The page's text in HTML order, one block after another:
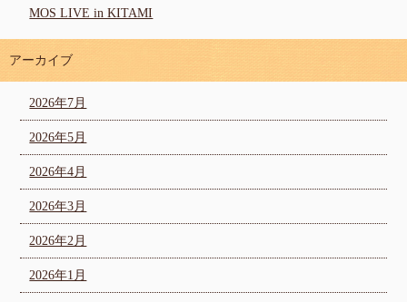
MOS LIVE in KITAMI
アーカイブ
2026年7月
2026年5月
2026年4月
2026年3月
2026年2月
2026年1月